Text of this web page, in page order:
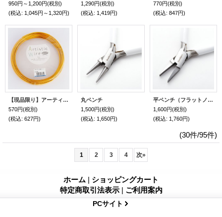
950円～1,200円(税別)
(税込: 1,045円～1,320円)
1,290円(税別)
(税込: 1,419円)
770円(税別)
(税込: 847円)
【現品限り】アーティスティックワイヤー・カラーアルミ線（ゴールド）
570円(税別)
(税込: 627円)
丸ペンチ
1,500円(税別)
(税込: 1,650円)
平ペンチ（フラットノーズ）
1,600円(税別)
(税込: 1,760円)
(30件/95件)
1 2 3 4 次»
ホーム | ショッピングカート
特定商取引法表示 | ご利用案内
PCサイト